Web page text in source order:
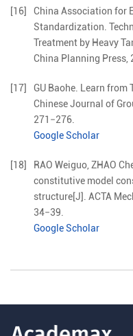
[16]
China Association for
Standardization.
Treatment by Heavy
China Planning Press,
[17] GU Baohe. Learn from
Chinese Journal of
271 −276.
Google Scholar
[18] RAO Weiguo,ZHAO
constitutive model
structure[J]. ACTA
34−39.
Google Scholar